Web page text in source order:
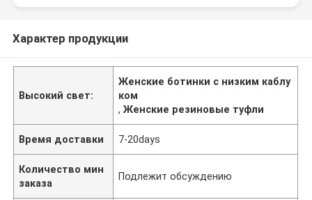
Характер продукции
Высокий свет:
Женские ботинки с низким каблу
ком
,Женские резиновые туфли
Время доставки 7-20days
Количество мин
заказа
Подлежит обсуждению